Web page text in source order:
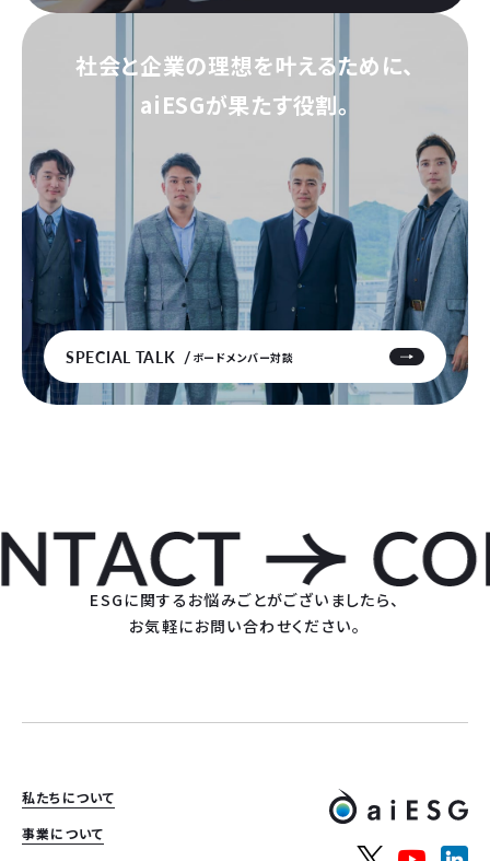
社会と企業の理想を叶えるために、
aiESGが果たす役割。
SPECIAL TALK ボードメンバー対談
ESGに関するお悩みごとがございましたら、
お気軽にお問い合わせください。
私たちについて
事業について